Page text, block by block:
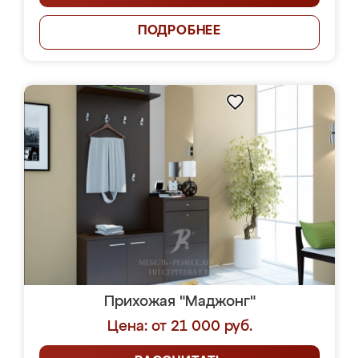
ПОДРОБНЕЕ
Прихожая "Маджонг"
Цена: от 21 000 руб.